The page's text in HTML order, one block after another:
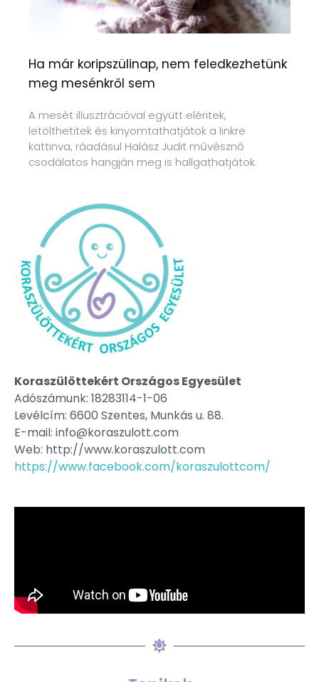
Ha már koripszülinap, nem feledkezhetünk
meg mesénkről sem
A mesét illusztrációval együtt eléritek,
letölthetitek és kinyomtathatjátok a linkre
kattinva, ráadásul Halász Judit művésznő
csodálatos hangján meg is hallgathatjátok.
Koraszülöttekért Országos Egyesület
Adószámunk: 18283114-1-06
Levélcím: 6600 Szentes, Munkás u. 88.
E-mail: info@koraszulott.com
Web: http://www.koraszulott.com
https://www.facebook.com/koraszulottcom/